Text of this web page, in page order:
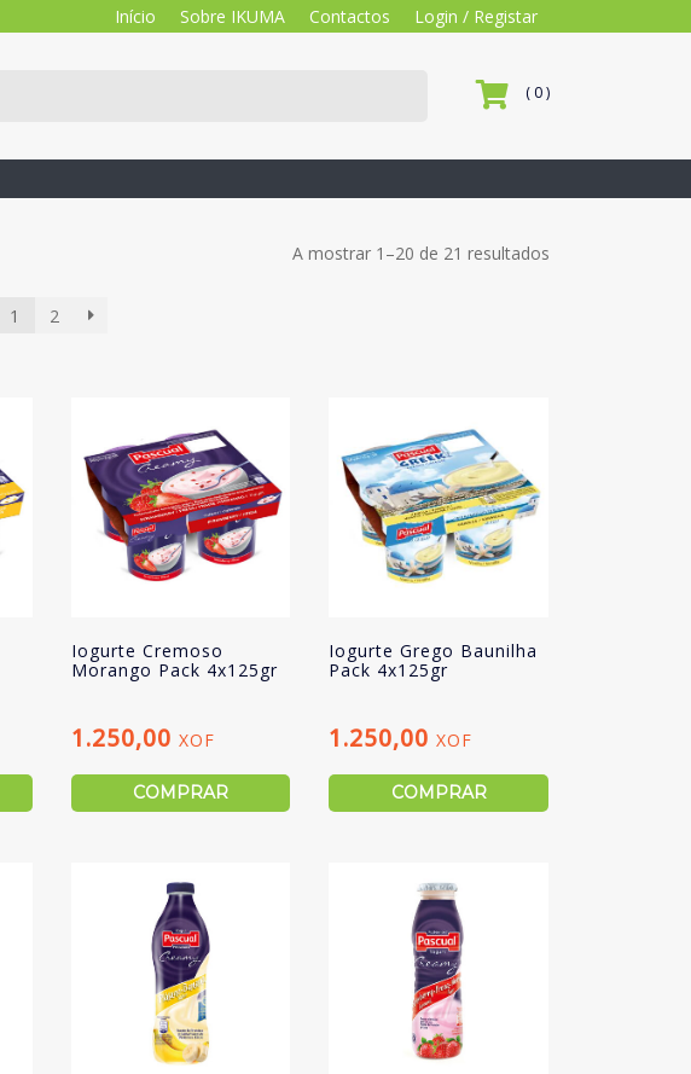
Início Sobre IKUMA Contactos Login / Registar
( 0 )
A mostrar 1–20 de 21 resultados
1 2
Iogurte Cremoso
Morango Pack 4x125gr
1.250,00 XOF
COMPRAR
Iogurte Grego Baunilha
Pack 4x125gr
1.250,00XOF
COMPRAR